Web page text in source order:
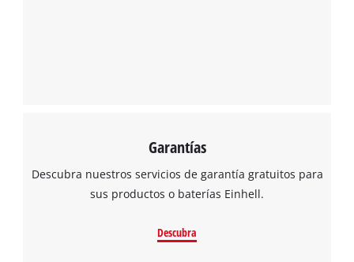
Garantías
Descubra nuestros servicios de garantía gratuitos para
sus productos o baterías Einhell.
Descubra